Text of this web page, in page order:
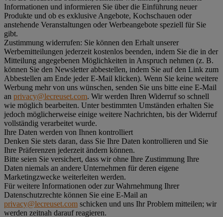
Informationen und informieren Sie über die Einführung neuer
Produkte und ob es exklusive Angebote, Kochschauen oder
anstehende Veranstaltungen oder Werbeangebote speziell für Sie
gibt.
Zustimmung widerrufen: Sie können den Erhalt unserer
Werbemitteilungen jederzeit kostenlos beenden, indem Sie die in der
Mitteilung angegebenen Möglichkeiten in Anspruch nehmen (z. B.
können Sie den Newsletter abbestellen, indem Sie auf den Link zum
Abbestellen am Ende jeder E-Mail klicken). Wenn Sie keine weitere
Werbung mehr von uns wünschen, senden Sie uns bitte eine E-Mail
an privacy@lecreuset.com. Wir werden Ihren Widerruf so schnell
wie möglich bearbeiten. Unter bestimmten Umständen erhalten Sie
jedoch möglicherweise einige weitere Nachrichten, bis der Widerruf
vollständig verarbeitet wurde.
Ihre Daten werden von Ihnen kontrolliert
Denken Sie stets daran, dass Sie Ihre Daten kontrollieren und Sie
Ihre Präferenzen jederzeit ändern können.
Bitte seien Sie versichert, dass wir ohne Ihre Zustimmung Ihre
Daten niemals an andere Unternehmen für deren eigene
Marketingzwecke weiterleiten werden.
Für weitere Informationen oder zur Wahrnehmung Ihrer
Datenschutzrechte können Sie eine E-Mail an
privacy@lecreuset.com schicken und uns Ihr Problem mitteilen; wir
werden zeitnah darauf reagieren.